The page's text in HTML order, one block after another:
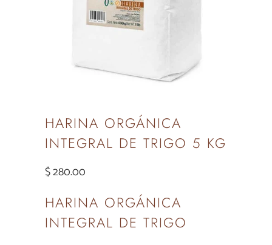
HARINA ORGÁNICA
INTEGRAL DE TRIGO 5 KG
$ 280.00
HARINA ORGÁNICA
INTEGRAL DE TRIGO